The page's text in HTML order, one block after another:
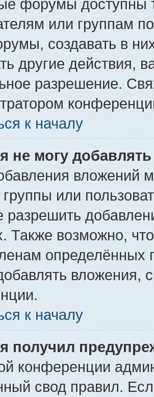
форумы доступны
или группам
создавать в
другие действия,
разрешение.
к началу
не могу
вложений
или
разрешить
Также возможно,
определённых
вложения,
к началу
получил
конференции
свод правил.